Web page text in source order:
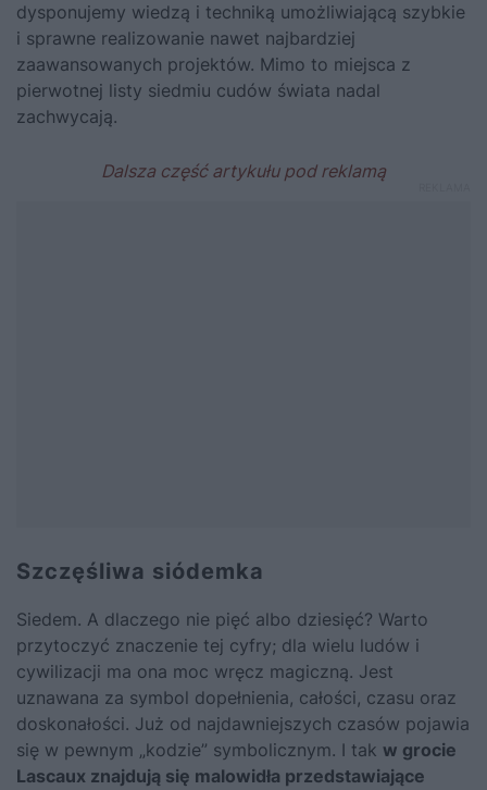
dysponujemy wiedzą i techniką umożliwiającą szybkie
i sprawne realizowanie nawet najbardziej
zaawansowanych projektów. Mimo to miejsca z
pierwotnej listy siedmiu cudów świata nadal
zachwycają.
Szczęśliwa siódemka
Siedem. A dlaczego nie pięć albo dziesięć? Warto
przytoczyć znaczenie tej cyfry; dla wielu ludów i
cywilizacji ma ona moc wręcz magiczną. Jest
uznawana za symbol dopełnienia, całości, czasu oraz
doskonałości. Już od najdawniejszych czasów pojawia
się w pewnym „kodzie” symbolicznym. I tak w grocie
Lascaux znajdują się malowidła przedstawiające